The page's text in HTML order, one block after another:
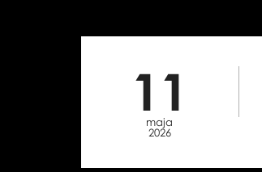
11
maja
2026